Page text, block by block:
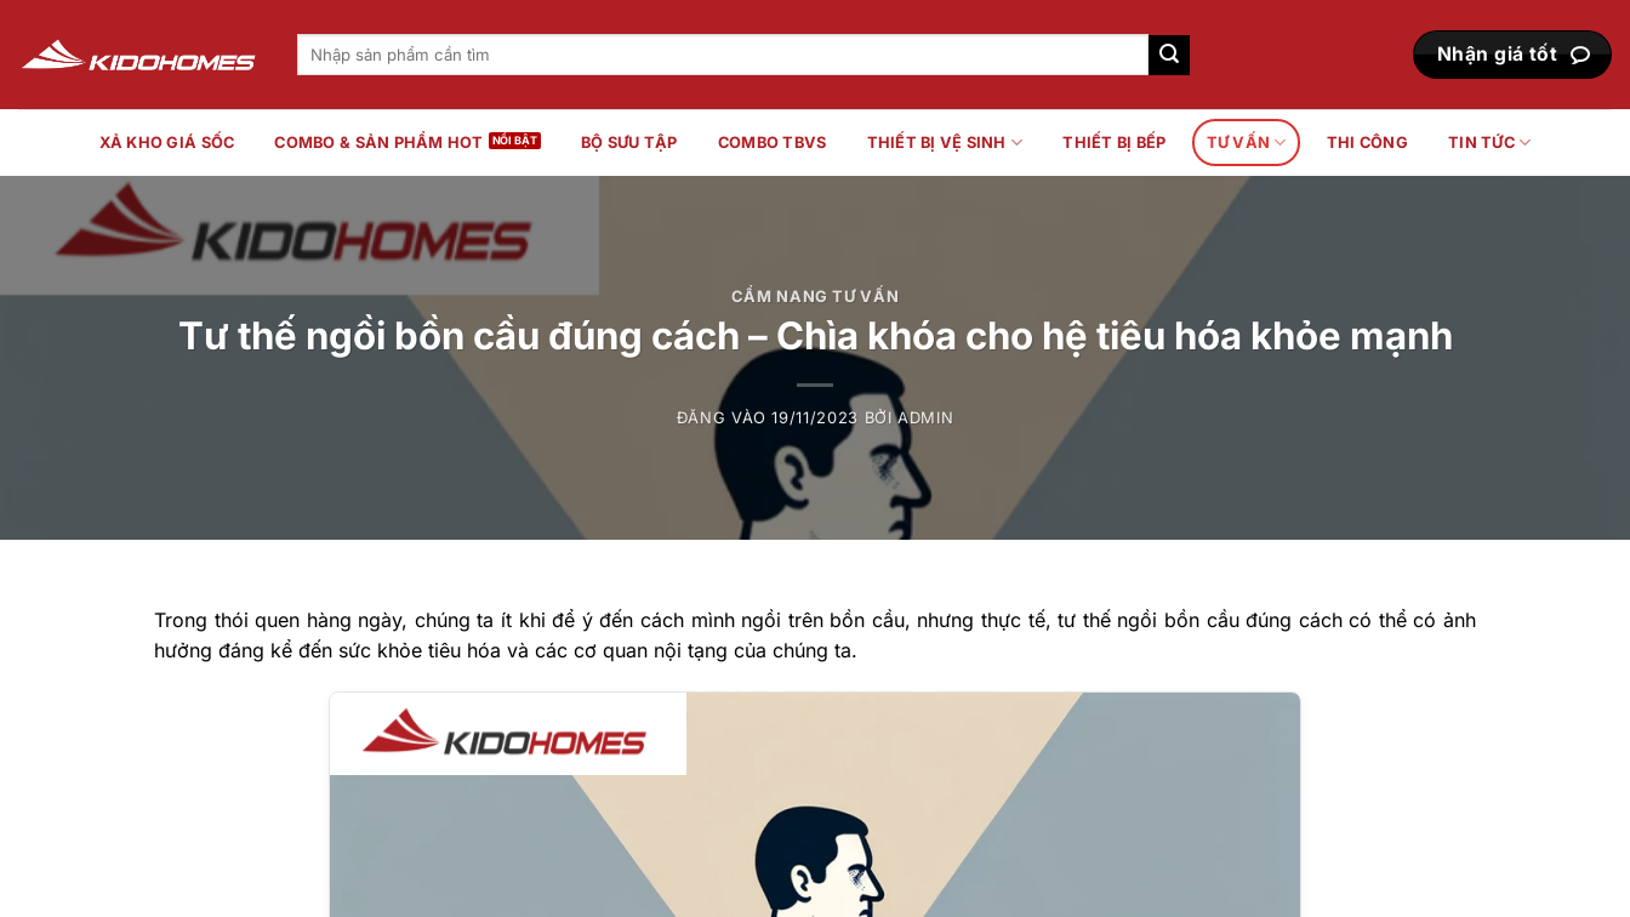
nội
dung
Tìm
Nhận giá tốt
XẢ KHO GIÁ SỐC COMBO & SẢN PHẨM HOT BỘ SƯU TẬP COMBO TBVS THIẾT BỊ VỆ SINH THIẾT BỊ BẾP TƯ VẤN THI CÔNG TIN TỨC
CẨM NANG TƯ VẤN
Tư thế ngồi bồn cầu đúng cách – Chìa khóa cho hệ tiêu hóa khỏe mạnh
ĐĂNG VÀO19/11/2023 BỞIADMIN
Trong thói quen hàng ngày, chúng ta ít khi để ý đến cách mình ngồi trên bồn cầu, nhưng thực tế, tư thế ngồi bồn cầu đúng cách có thể có ảnh
hưởng đáng kể đến sức khỏe tiêu hóa và các cơ quan nội tạng của chúng ta.